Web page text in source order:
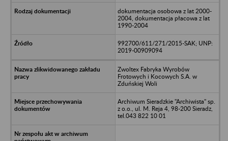
dokumentacja osobowa z lat 2000-
2004, dokumentacja płacowa z lat
1990-2004
992700/611/271/2015-SAK; UNP:
2019-00909094
Zwoltex Fabryka Wyrobów
Frotowych i Kocowych S.A. w
Zduńskiej Woli
Archiwum Sieradzkie "Archiwista" sp.
z o.o., ul. M. Reja 4, 98-200 Sieradz,
tel.043 822 10 01